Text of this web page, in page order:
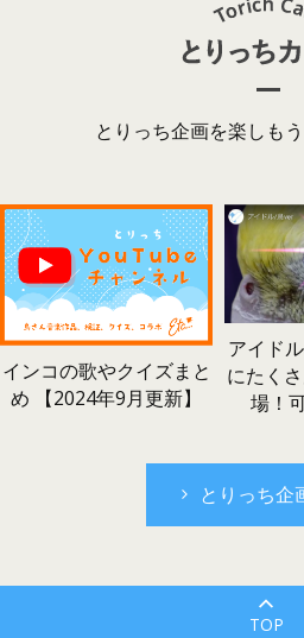
とりっち企画を楽しも
インコの歌やクイズまと
め 【2024年9月更新】
アイド
にたく
場！
とりっち企
TOP